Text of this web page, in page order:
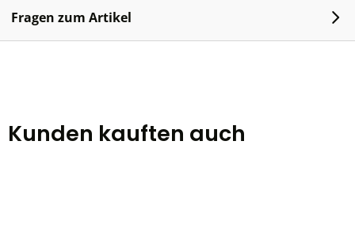
Fragen zum Artikel
Kunden kauften auch